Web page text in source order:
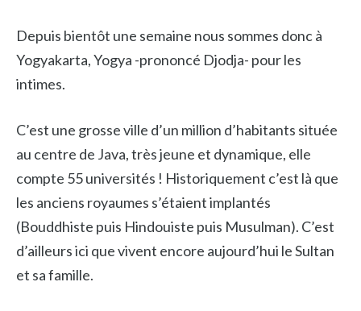
Depuis bientôt une semaine nous sommes donc à
Yogyakarta, Yogya -prononcé Djodja- pour les
intimes.
C’est une grosse ville d’un million d’habitants située
au centre de Java, très jeune et dynamique, elle
compte 55 universités ! Historiquement c’est là que
les anciens royaumes s’étaient implantés
(Bouddhiste puis Hindouiste puis Musulman). C’est
d’ailleurs ici que vivent encore aujourd’hui le Sultan
et sa famille.